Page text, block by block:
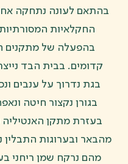
בהתאם לעונה נתחקה
החקלאיות
בהפעלה של מתקנים
קדומים. בבית הבד
בגת נדרוך על ענבים
בגורן נקצור חיטה
בעזרת מתקן
מהבאר ובערוגות התבלין
מהם נרקח שמן ריחני